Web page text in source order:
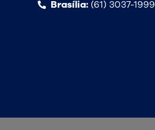
Brasília:(61) 3037-1999